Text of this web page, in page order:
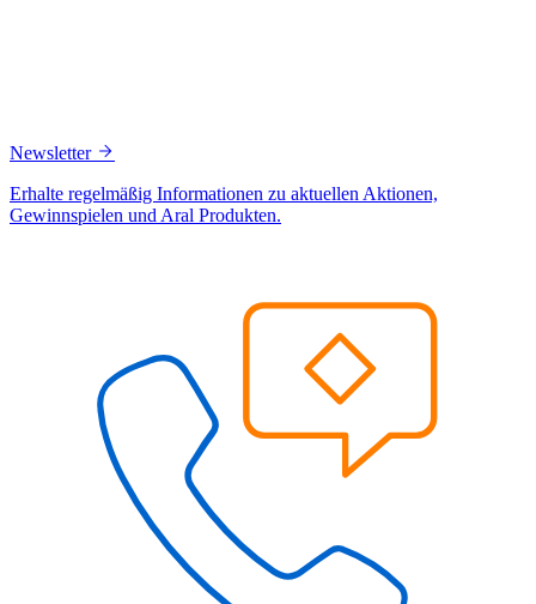
Newsletter
Erhalte regelmäßig Informationen zu aktuellen Aktionen,
Gewinnspielen und Aral Produkten.